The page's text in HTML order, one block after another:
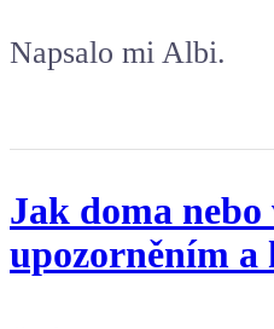
Napsalo mi Albi.
Jak doma
upozorněním